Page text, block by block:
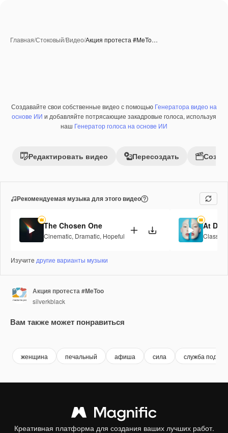
Главная/Стоковый/Видео/Акция протеста #MeTo…
Премиум
Создавайте свои собственные видео с помощью Генератора видео на
основе ИИ и добавляйте потрясающие закадровые голоса, используя
наш Генератор голоса на основе ИИ
Редактировать видео Пересоздать
Рекомендуемая музыка для этого видео
The Chosen One
Cinematic, Dramatic, Hopeful
At
Classical
Изучите другие варианты музыки
Акция протеста #MeToo
silverkblack
Вам также может понравиться
женщина печальный афиша сила служба
Креативная платформа для создания ваших лучших работ.